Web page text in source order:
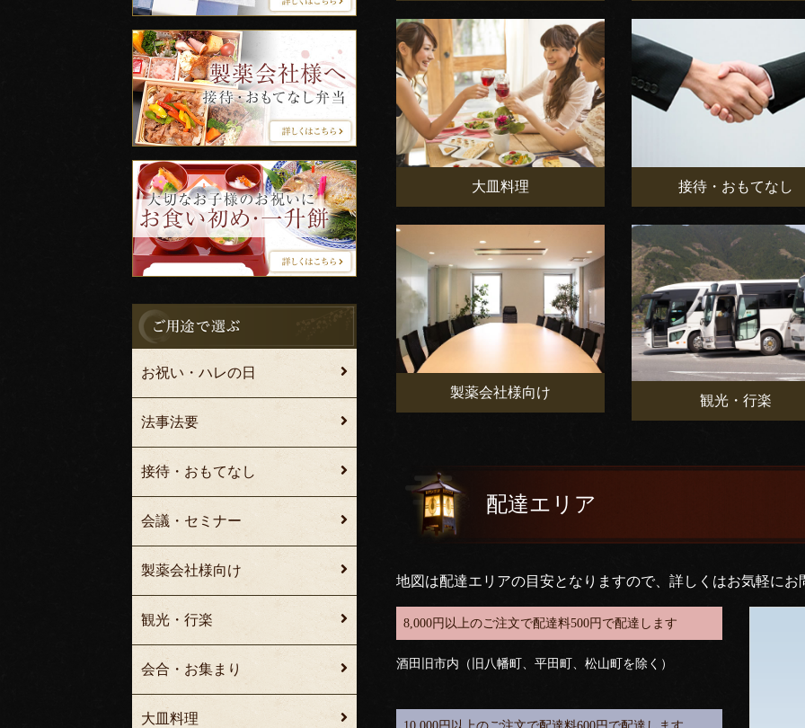
大皿料理 接待・おもてなし
製薬会社様向け
観光・行楽
配達エリア
地図は配達エリアの目安となりますので、詳しくはお気軽にお
8,000円以上のご注文で配達料500円で配達します
酒田旧市内（旧八幡町、平田町、松山町を除く）
お祝い・ハレの日
法事法要
接待・おもてなし
会議・セミナー
製薬会社様向け
観光・行楽
会合・お集まり
大皿料理